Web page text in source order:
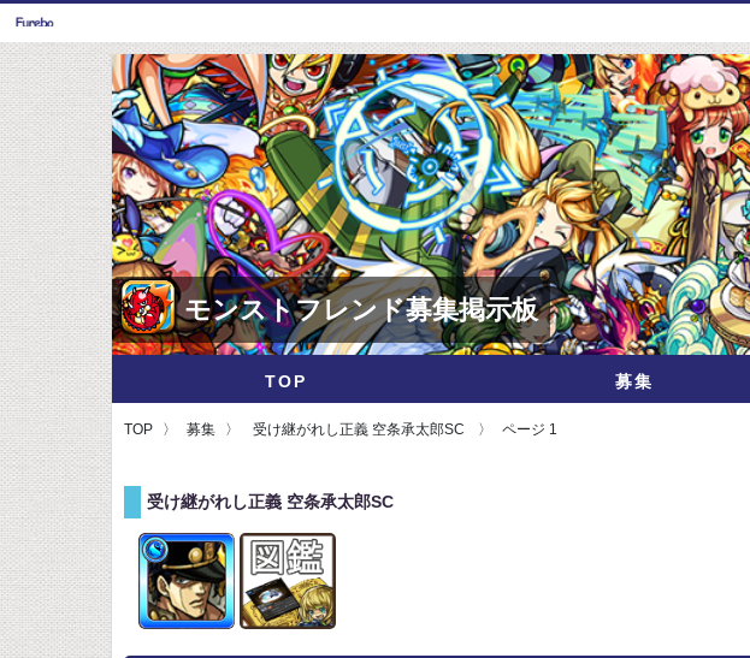
モンストフレンド募集掲示板
TOP 募集
TOP 募集 受け継がれし正義 空条承太郎SC ページ 1
受け継がれし正義 空条承太郎SC